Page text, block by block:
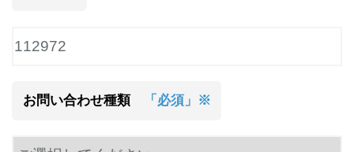
お問い合わせ種類 「必須」※